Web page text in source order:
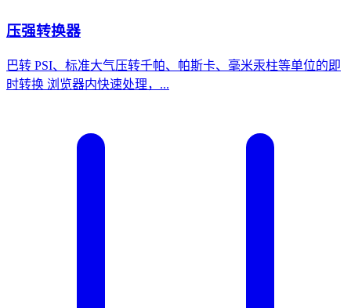
压强转换器
巴转 PSI、标准大气压转千帕、帕斯卡、毫米汞柱等单位的即
时转换 浏览器内快速处理，...